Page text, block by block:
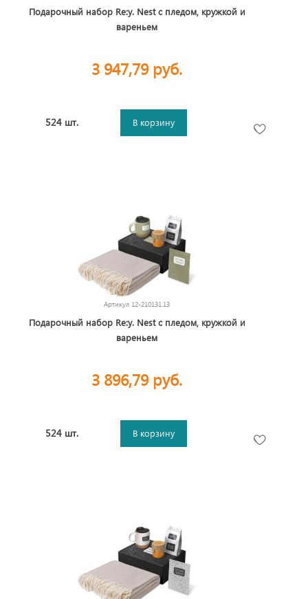
Подарочный набор Re:y. Nest с пледом, кружкой и
вареньем
3 947,79 руб.
524 шт. В корзину
Артикул 12-210131.13
Подарочный набор Re:y. Nest с пледом, кружкой и
вареньем
3 896,79 руб.
524 шт. В корзину